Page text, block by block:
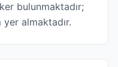
bulunmaktadır;
almaktadır.